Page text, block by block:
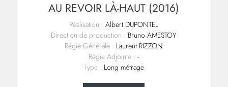
AU REVOIR LÀ-HAUT (2016)
Réalisation : Albert DUPONTEL
Direction de production : Bruno AMESTOY
Régie Générale : Laurent RIZZON
Régie Adjointe : -
Type : Long métrage